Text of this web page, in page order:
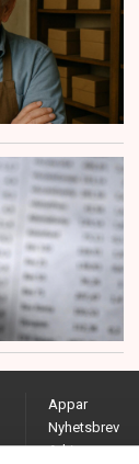
Appar
Nyhetsbrev
Arkiv